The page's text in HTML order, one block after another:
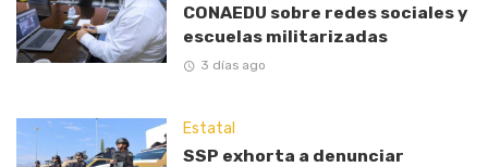
CONAEDU sobre redes sociales y
escuelas militarizadas
3 días ago
Estatal
SSP exhorta a denunciar